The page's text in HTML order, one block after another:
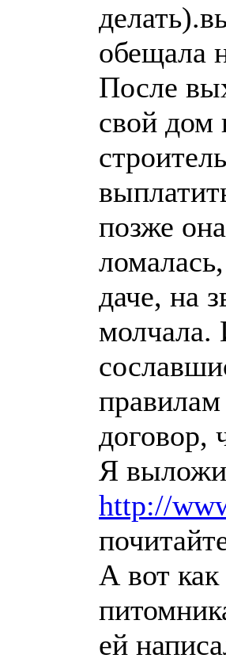
обещала
После
свой дом
позже
даче, на
молчала.
договор,
Я
http://
А вот
ей